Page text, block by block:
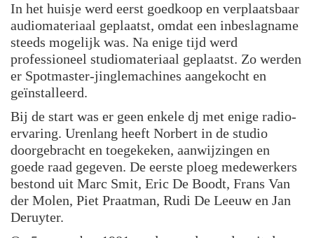
In het huisje werd eerst goedkoop en verplaatsbaar
audiomateriaal geplaatst, omdat een inbeslagname
steeds mogelijk was. Na enige tijd werd
professioneel studiomateriaal geplaatst. Zo werden
er Spotmaster-jinglemachines aangekocht en
geïnstalleerd.
Bij de start was er geen enkele dj met enige radio-
ervaring. Urenlang heeft Norbert in de studio
doorgebracht en toegekeken, aanwijzingen en
goede raad gegeven. De eerste ploeg medewerkers
bestond uit Marc Smit, Eric De Boodt, Frans Van
der Molen, Piet Praatman, Rudi De Leeuw en Jan
Deruyter.